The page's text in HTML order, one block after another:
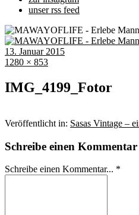
unser rss feed
13. Januar 2015
1280 × 853
IMG_4199_Fotor
Veröffentlicht in: Sasas Vintage –
Schreibe einen Kommentar
Schreibe einen Kommentar... *